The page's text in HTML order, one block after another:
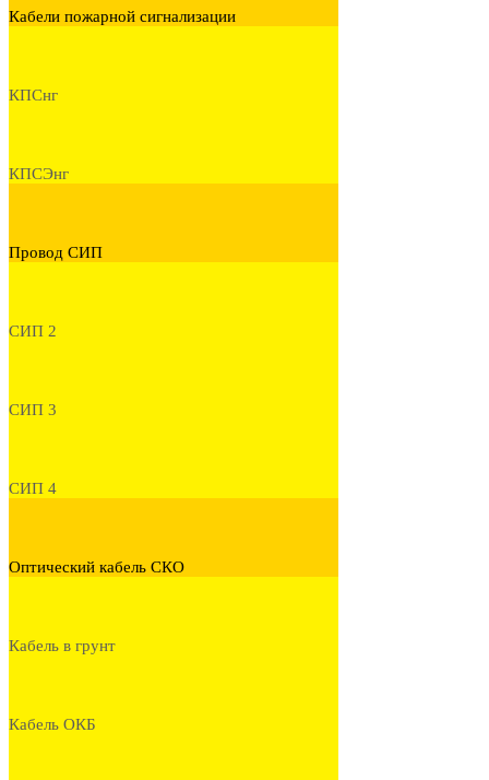
Кабели пожарной сигнализации
КПСнг
КПСЭнг
Провод СИП
СИП 2
СИП 3
СИП 4
Оптический кабель СКО
Кабель в грунт
Кабель ОКБ